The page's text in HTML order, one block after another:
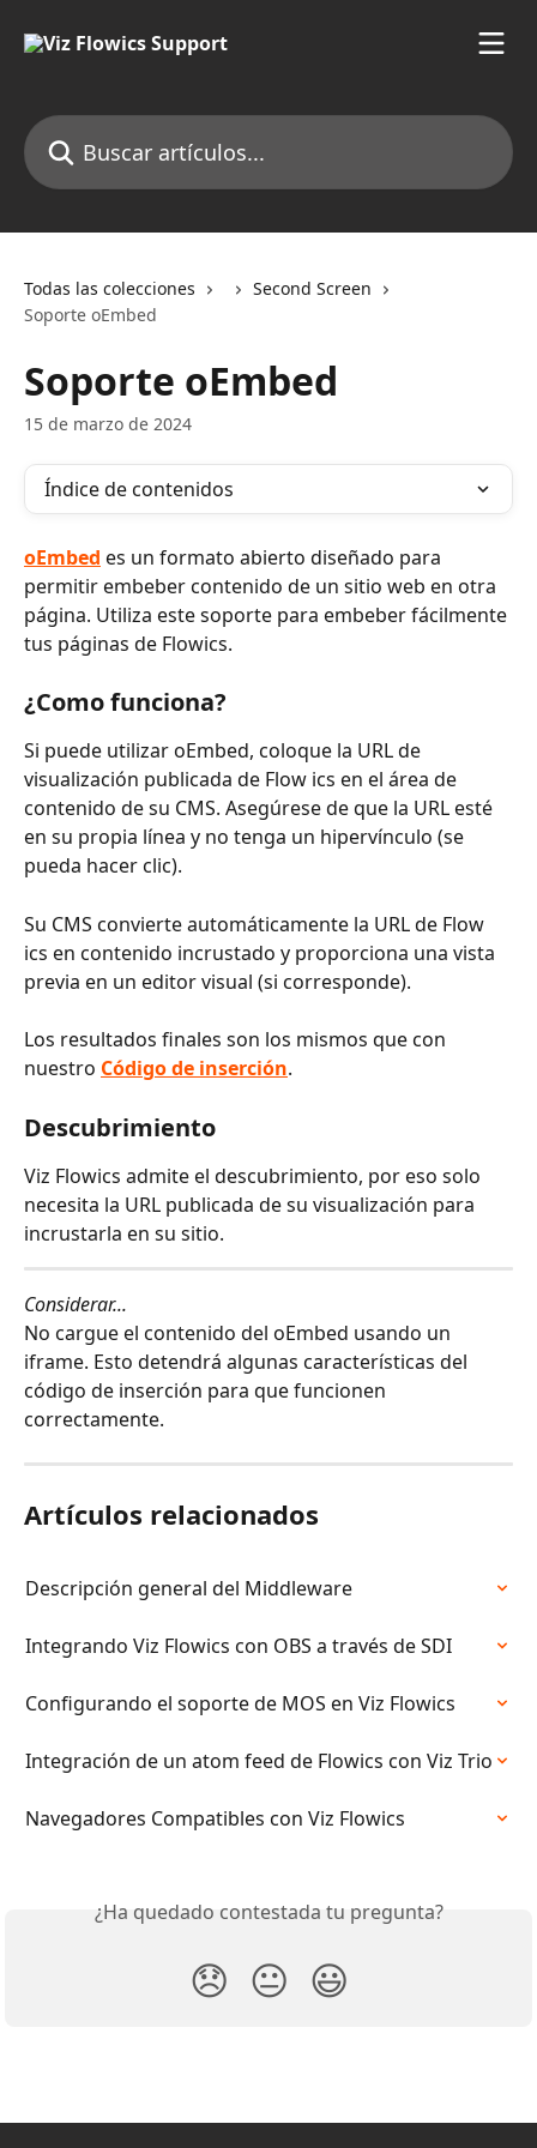
Buscar artículos...
Todas las colecciones
Second Screen
Soporte oEmbed
Soporte oEmbed
15 de marzo de 2024
Índice de contenidos
oEmbed es un formato abierto diseñado para
permitir embeber contenido de un sitio web en otra
página. Utiliza este soporte para embeber fácilmente
tus páginas de Flowics.
¿Como funciona?
Si puede utilizar oEmbed, coloque la URL de
visualización publicada de Flow ics en el área de
contenido de su CMS. Asegúrese de que la URL esté
en su propia línea y no tenga un hipervínculo (se
pueda hacer clic).
Su CMS convierte automáticamente la URL de Flow
ics en contenido incrustado y proporciona una vista
previa en un editor visual (si corresponde).
Los resultados finales son los mismos que con
nuestro Código de inserción.
Descubrimiento
Viz Flowics admite el descubrimiento, por eso solo
necesita la URL publicada de su visualización para
incrustarla en su sitio.
Considerar...
No cargue el contenido del oEmbed usando un
iframe. Esto detendrá algunas características del
código de inserción para que funcionen
correctamente.
Artículos relacionados
Descripción general del Middleware
Integrando Viz Flowics con OBS a través de SDI
Configurando el soporte de MOS en Viz Flowics
Integración de un atom feed de Flowics con Viz Trio
Navegadores Compatibles con Viz Flowics
¿Ha quedado contestada tu pregunta?
😞 😐 😃